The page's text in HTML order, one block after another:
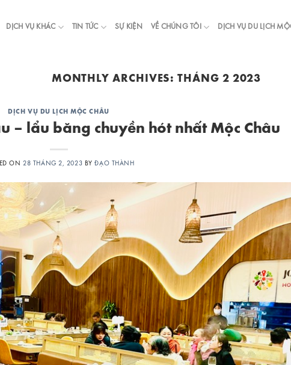
DỊCH VỤ KHÁC TIN TỨC SỰ KIỆN VỀ CHÚNG TÔI DỊCH VỤ DU LỊCH
MONTHLY ARCHIVES:THÁNG 2 2023
DỊCH VỤ DU LỊCH MỘC CHÂU
– lẩu băng chuyền hót nhất Mộc Châu
ON28 THÁNG 2, 2023 BYĐẠO THÀNH